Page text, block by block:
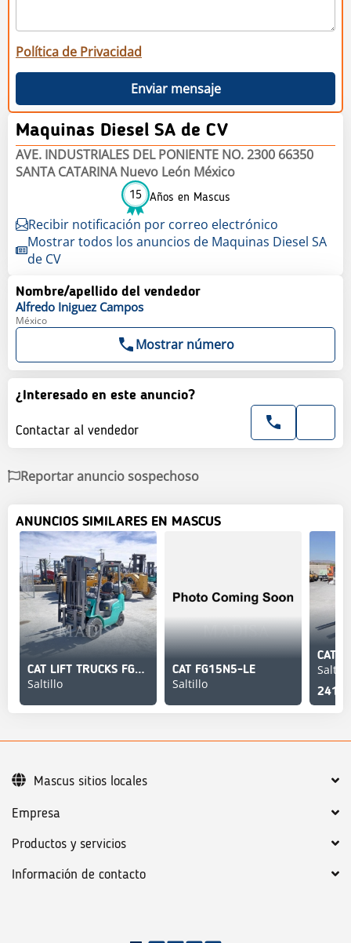
Política de Privacidad
Enviar mensaje
Maquinas Diesel SA de CV
AVE. INDUSTRIALES DEL PONIENTE NO. 2300 66350
SANTA CATARINA Nuevo León México
15 Años en Mascus
Recibir notificación por correo electrónico
Mostrar todos los anuncios de Maquinas Diesel SA
de CV
Nombre/apellido del vendedor
Alfredo Iniguez Campos
México
Mostrar número
¿Interesado en este anuncio?
Contactar al vendedor
Reportar anuncio sospechoso
ANUNCIOS SIMILARES EN MASCUS
CAT LIFT TRUCKS FG15N
Saltillo
CAT FG15N5-LE
Saltillo
Empresa
Productos y servicios
Información de contacto
Mascus sitios locales